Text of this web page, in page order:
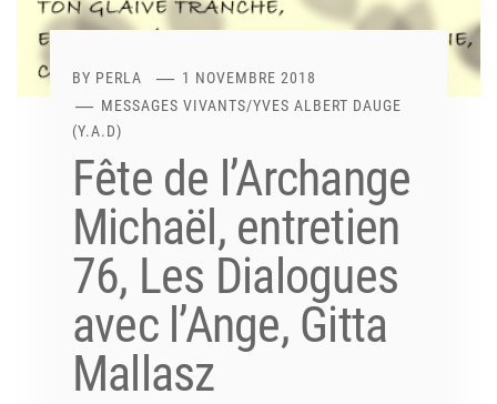
BY PERLA
1 NOVEMBRE 2018
MESSAGES VIVANTS/YVES ALBERT DAUGE
(Y.A.D)
Fête de l’Archange
Michaël, entretien
76, Les Dialogues
avec l’Ange, Gitta
Mallasz